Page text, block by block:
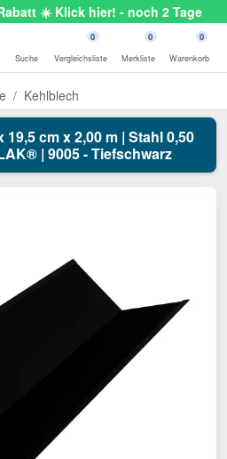
☀️ Klick hier! - noch 2 Tage
Suche
0
Vergleichsliste
0
Merkliste
0
Warenkorb
Kehlblech
cm x 2,00 m | Stahl 0,50
| 9005 - Tiefschwarz